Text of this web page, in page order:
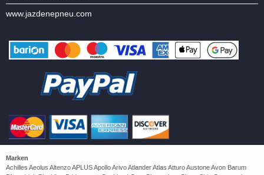
www.jazdenepneu.com
Marken
Achilles Aeolus Altenzo APLUS Apollo Arivo Atlander Atlas Atturo Austone Avon Barum